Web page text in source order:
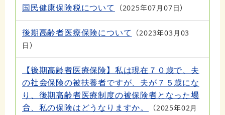
国民健康保険税について 2025年07月07日
後期高齢者医療保険について
2023年03月03
日
【後期高齢者医療保険】私は現在７０歳で、夫
の社会保険の被扶養者ですが、夫が７５歳にな
り、後期高齢者医療制度の被保険者となった場
合、私の保険はどうなりますか。
2025年02月